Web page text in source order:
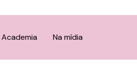
Academia Na mídia